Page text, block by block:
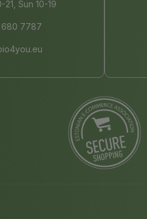
21, Sun 10-19
680 7787